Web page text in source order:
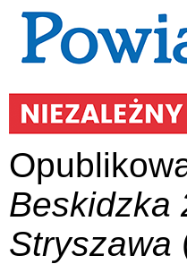
Beskidzka
Stryszawa